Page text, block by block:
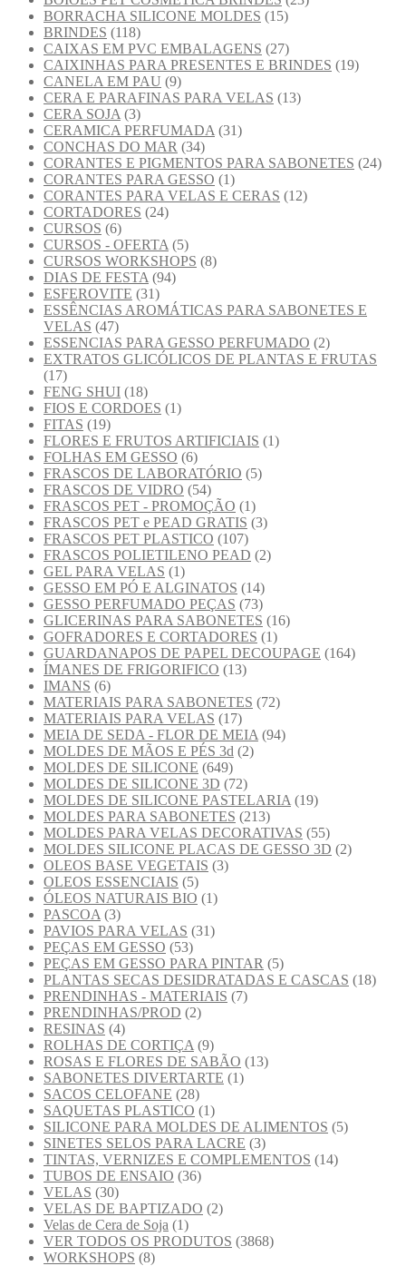
BORRACHA SILICONE MOLDES (15)
BRINDES (118)
CAIXAS EM PVC EMBALAGENS (27)
CAIXINHAS PARA PRESENTES E BRINDES (19)
CANELA EM PAU (9)
CERA E PARAFINAS PARA VELAS (13)
CERA SOJA (3)
CERAMICA PERFUMADA (31)
CONCHAS DO MAR (34)
CORANTES E PIGMENTOS PARA SABONETES (24)
CORANTES PARA GESSO (1)
CORANTES PARA VELAS E CERAS (12)
CORTADORES (24)
CURSOS (6)
CURSOS - OFERTA (5)
CURSOS WORKSHOPS (8)
DIAS DE FESTA (94)
ESFEROVITE (31)
ESSÊNCIAS AROMÁTICAS PARA SABONETES E
VELAS (47)
ESSENCIAS PARA GESSO PERFUMADO (2)
EXTRATOS GLICÓLICOS DE PLANTAS E FRUTAS
(17)
FENG SHUI (18)
FIOS E CORDOES (1)
FITAS (19)
FLORES E FRUTOS ARTIFICIAIS (1)
FOLHAS EM GESSO (6)
FRASCOS DE LABORATÓRIO (5)
FRASCOS DE VIDRO (54)
FRASCOS PET - PROMOÇÃO (1)
FRASCOS PET e PEAD GRATIS (3)
FRASCOS PET PLASTICO (107)
FRASCOS POLIETILENO PEAD (2)
GEL PARA VELAS (1)
GESSO EM PÓ E ALGINATOS (14)
GESSO PERFUMADO PEÇAS (73)
GLICERINAS PARA SABONETES (16)
GOFRADORES E CORTADORES (1)
GUARDANAPOS DE PAPEL DECOUPAGE (164)
ÍMANES DE FRIGORIFICO (13)
IMANS (6)
MATERIAIS PARA SABONETES (72)
MATERIAIS PARA VELAS (17)
MEIA DE SEDA - FLOR DE MEIA (94)
MOLDES DE MÃOS E PÉS 3d (2)
MOLDES DE SILICONE (649)
MOLDES DE SILICONE 3D (72)
MOLDES DE SILICONE PASTELARIA (19)
MOLDES PARA SABONETES (213)
MOLDES PARA VELAS DECORATIVAS (55)
MOLDES SILICONE PLACAS DE GESSO 3D (2)
OLEOS BASE VEGETAIS (3)
OLEOS ESSENCIAIS (5)
ÓLEOS NATURAIS BIO (1)
PASCOA (3)
PAVIOS PARA VELAS (31)
PEÇAS EM GESSO (53)
PEÇAS EM GESSO PARA PINTAR (5)
PLANTAS SECAS DESIDRATADAS E CASCAS (18)
PRENDINHAS - MATERIAIS (7)
PRENDINHAS/PROD (2)
RESINAS (4)
ROLHAS DE CORTIÇA (9)
ROSAS E FLORES DE SABÃO (13)
SABONETES DIVERTARTE (1)
SACOS CELOFANE (28)
SAQUETAS PLASTICO (1)
SILICONE PARA MOLDES DE ALIMENTOS (5)
SINETES SELOS PARA LACRE (3)
TINTAS, VERNIZES E COMPLEMENTOS (14)
TUBOS DE ENSAIO (36)
VELAS (30)
VELAS DE BAPTIZADO (2)
Velas de Cera de Soja (1)
VER TODOS OS PRODUTOS (3868)
WORKSHOPS (8)